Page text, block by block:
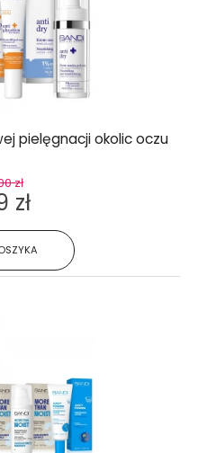
pielęgnacji okolic oczu
zł
zł